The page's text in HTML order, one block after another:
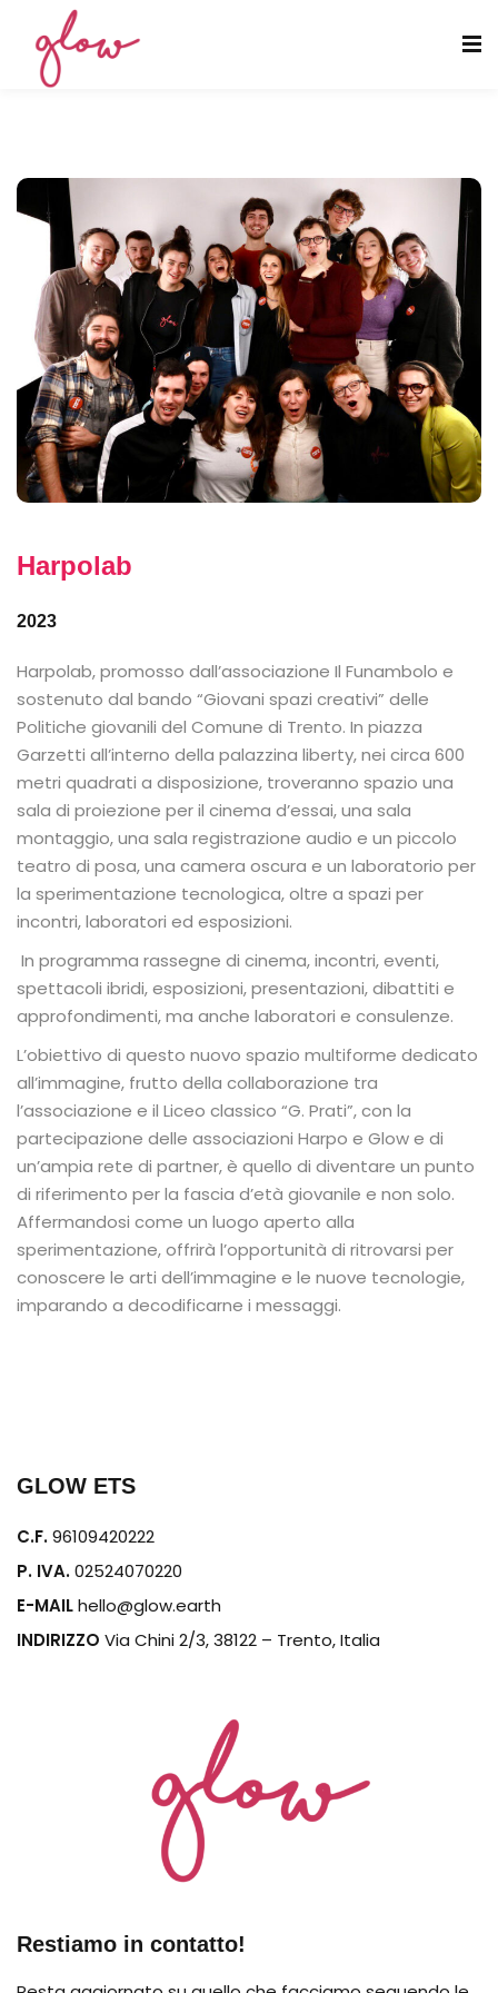
Harpolab
2023
Harpolab, promosso dall’associazione Il Funambolo e
sostenuto dal bando “Giovani spazi creativi” delle
Politiche giovanili del Comune di Trento. In piazza
Garzetti all’interno della palazzina liberty, nei circa 600
metri quadrati a disposizione, troveranno spazio una
sala di proiezione per il cinema d’essai, una sala
montaggio, una sala registrazione audio e un piccolo
teatro di posa, una camera oscura e un laboratorio per
la sperimentazione tecnologica, oltre a spazi per
incontri, laboratori ed esposizioni.
In programma rassegne di cinema, incontri, eventi,
spettacoli ibridi, esposizioni, presentazioni, dibattiti e
approfondimenti, ma anche laboratori e consulenze.
L’obiettivo di questo nuovo spazio multiforme dedicato
all’immagine, frutto della collaborazione tra
l’associazione e il Liceo classico “G. Prati”, con la
partecipazione delle associazioni Harpo e Glow e di
un’ampia rete di partner, è quello di diventare un punto
di riferimento per la fascia d’età giovanile e non solo.
Affermandosi come un luogo aperto alla
sperimentazione, offrirà l’opportunità di ritrovarsi per
conoscere le arti dell’immagine e le nuove tecnologie,
imparando a decodificarne i messaggi.
GLOW ETS
C.F.96109420222
P. IVA.02524070220
E-MAILhello@glow.earth
INDIRIZZO Via Chini 2/3, 38122 – Trento, Italia
Restiamo in contatto!